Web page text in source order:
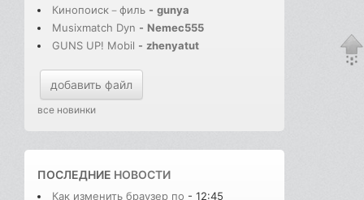
Кинопоиск－филь - gunya
Musixmatch Dyn - Nemec555
GUNS UP! Mobil - zhenyatut
добавить файл
все новинки
ПОСЛЕДНИЕ НОВОСТИ
Как изменить браузер по - 12:45